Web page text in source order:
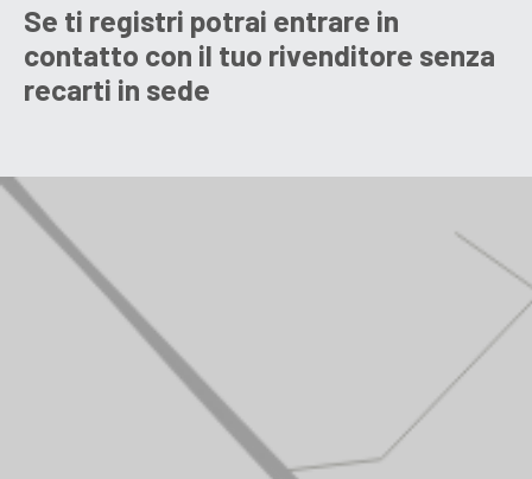
Se ti registri potrai entrare in
contatto con il tuo rivenditore senza
recarti in sede